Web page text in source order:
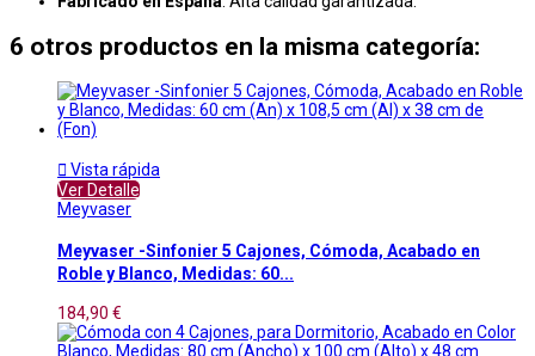
6 otros productos en la misma categoría:
 Vista rápida
Ver Detalle
Meyvaser
Meyvaser -Sinfonier 5 Cajones, Cómoda, Acabado en
Roble y Blanco, Medidas: 60...
184,90 €